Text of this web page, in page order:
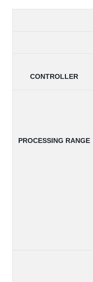
CONTROLLER
PROCESSING RANGE